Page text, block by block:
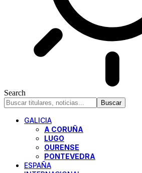
Search
GALICIA
A CORUÑA
LUGO
OURENSE
PONTEVEDRA
ESPAÑA